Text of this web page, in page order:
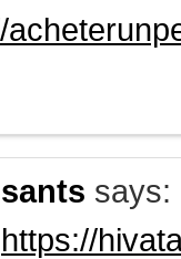
sants says:
https://